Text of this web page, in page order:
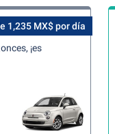
1,235 MX$ por día
¡es